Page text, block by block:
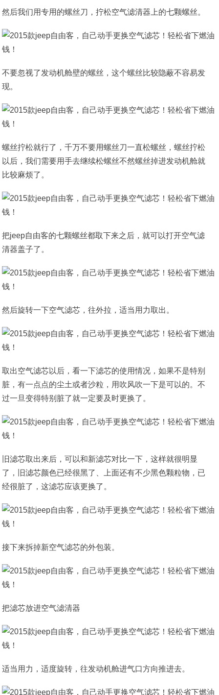
然后我们用专用的螺丝刀，拧松空气滤清器上的七颗螺丝。
不要忽视了发动机舱壁的螺丝，这个螺丝比较隐蔽不容易发
现。
螺丝拧松就行了，千万不要用螺丝刀一直松螺丝，螺丝拧松
以后，我们需要用手去继续松螺丝不然螺丝掉进发动机舱就
比较麻烦了。
把jeep自由客的七颗螺丝都取下来之后，就可以打开空气滤
清器盖子了。
然后旋转一下空气滤芯，往外拉，适当用力取出。
取出空气滤芯以后，看一下滤芯的使用情况，如果不是特别
脏，有一点点的尘土或者沙粒，用吹风吹一下是可以的。不
过一旦变得特别脏了就一定要及时更换了。
旧滤芯取出来后，可以和新滤芯对比一下，这样就很明显
了，旧滤芯颜色已经很黑了、上面还有不少黑色颗粒物，已
经很脏了，这滤芯应该更换了。
接下来拆掉新空气滤芯的外包装。
把滤芯放进空气滤清器
适当用力，适度旋转，往发动机舱进气口方向推进去。